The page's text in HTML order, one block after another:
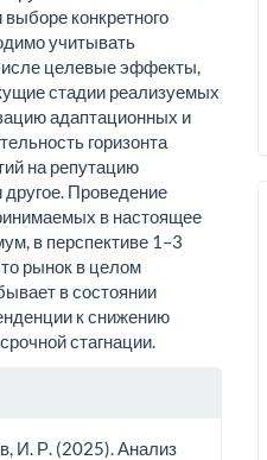
конкретного
учитывать
целевые эффекты,
стадии реализуемых
адаптационных и
горизонта
на репутацию
Проведение
в настоящее
в перспективе 1–3
рынок в целом
в состоянии
к снижению
стагнации.
И. Р. (2025). Анализ